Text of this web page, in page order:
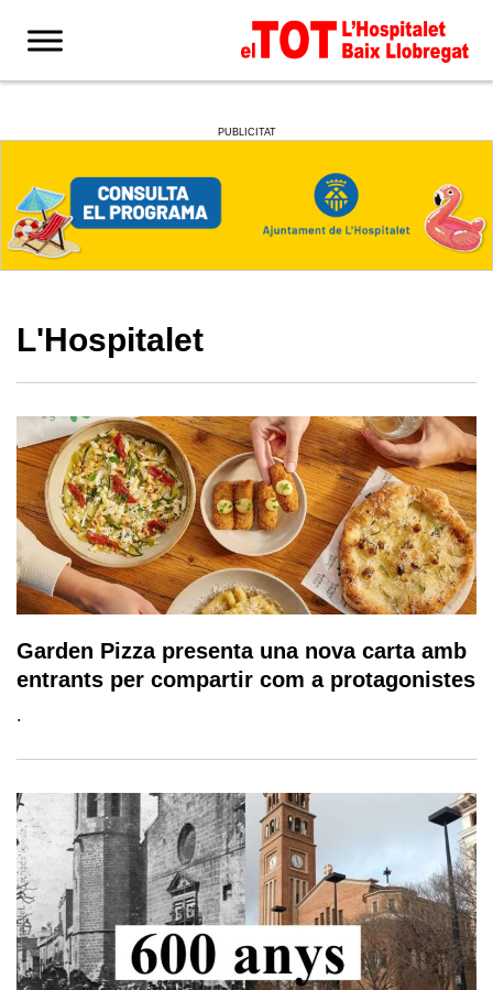
PUBLICITAT
L'Hospitalet
Garden Pizza presenta una nova carta amb
entrants per compartir com a protagonistes
.